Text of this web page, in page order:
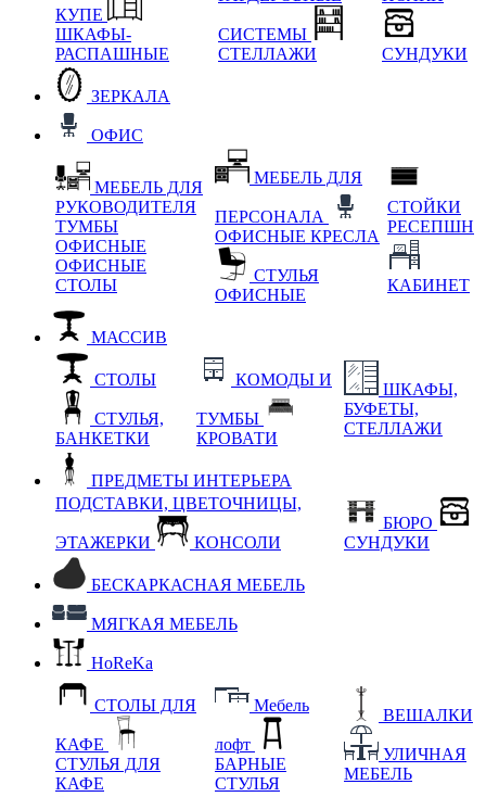
КУПЕ
ШКАФЫ-
РАСПАШНЫЕ
СИСТЕМЫ
СТЕЛЛАЖИ
СУНДУКИ
ЗЕРКАЛА
ОФИС
МЕБЕЛЬ ДЛЯ
РУКОВОДИТЕЛЯ
ТУМБЫ
ОФИСНЫЕ
ОФИСНЫЕ
СТОЛЫ
МЕБЕЛЬ ДЛЯ
ПЕРСОНАЛА
ОФИСНЫЕ КРЕСЛА
СТУЛЬЯ
ОФИСНЫЕ
СТОЙКИ
РЕСЕПШН
КАБИНЕТ
МАССИВ
СТОЛЫ
СТУЛЬЯ,
БАНКЕТКИ
КОМОДЫ И
ТУМБЫ
КРОВАТИ
ШКАФЫ,
БУФЕТЫ,
СТЕЛЛАЖИ
ПРЕДМЕТЫ ИНТЕРЬЕРА
ПОДСТАВКИ, ЦВЕТОЧНИЦЫ,
ЭТАЖЕРКИ КОНСОЛИ
БЮРО
СУНДУКИ
БЕСКАРКАСНАЯ МЕБЕЛЬ
МЯГКАЯ МЕБЕЛЬ
HoReKa
СТОЛЫ ДЛЯ
КАФЕ
СТУЛЬЯ ДЛЯ
КАФЕ
Мебель
лофт
БАРНЫЕ
СТУЛЬЯ
ВЕШАЛКИ
УЛИЧНАЯ
МЕБЕЛЬ